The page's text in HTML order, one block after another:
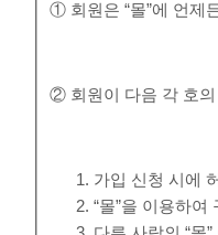
① 회원은 “몰”에 언제
② 회원이 다음 각 호의
가입 신청 시에
“몰”을 이용하